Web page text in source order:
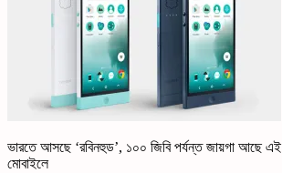
ভারতে আসছে ‘রবিনহুড’, ১০০ জিবি পর্যন্ত জায়গা আছে এই
মোবাইলে